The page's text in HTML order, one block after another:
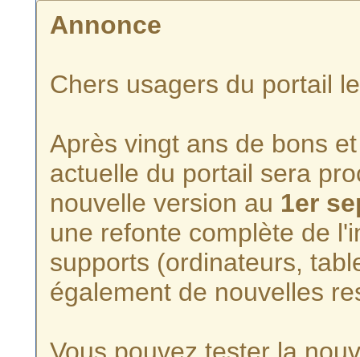
Annonce
Chers usagers du portail
Après vingt ans de bons
actuelle du portail sera
nouvelle version au 1er
une refonte complète de
supports (ordinateurs,
également de nouvelles